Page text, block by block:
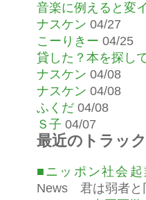
音楽に例えると変
ナスケン 04/27
こーりきー 04/25
貸した？本を探し
ナスケン 04/08
ナスケン 04/08
ふくだ 04/08
Ｓ子 04/07
最近のトラッ
■ニッポン社会
News 君は弱者と